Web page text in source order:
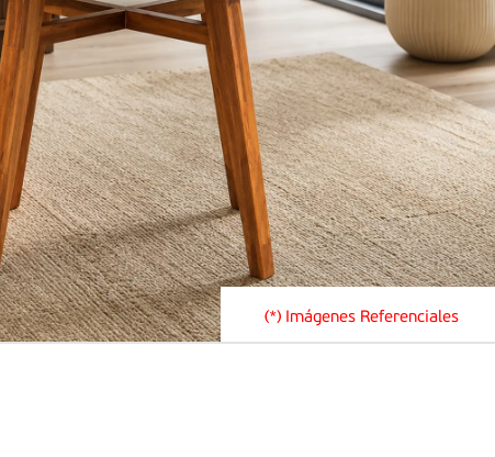
(*) Imágenes Referenciales